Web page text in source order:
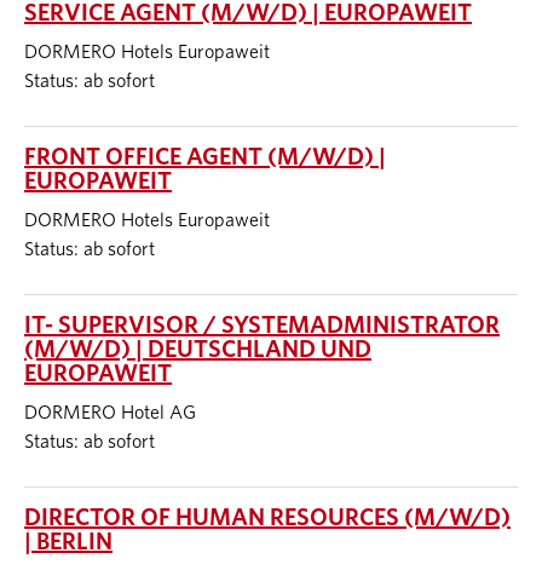
SERVICE AGENT (M/W/D) | EUROPAWEIT
DORMERO Hotels Europaweit
Status: ab sofort
FRONT OFFICE AGENT (M/W/D) |
EUROPAWEIT
DORMERO Hotels Europaweit
Status: ab sofort
IT- SUPERVISOR / SYSTEMADMINISTRATOR
(M/W/D) | DEUTSCHLAND UND
EUROPAWEIT
DORMERO Hotel AG
Status: ab sofort
DIRECTOR OF HUMAN RESOURCES (M/W/D)
| BERLIN